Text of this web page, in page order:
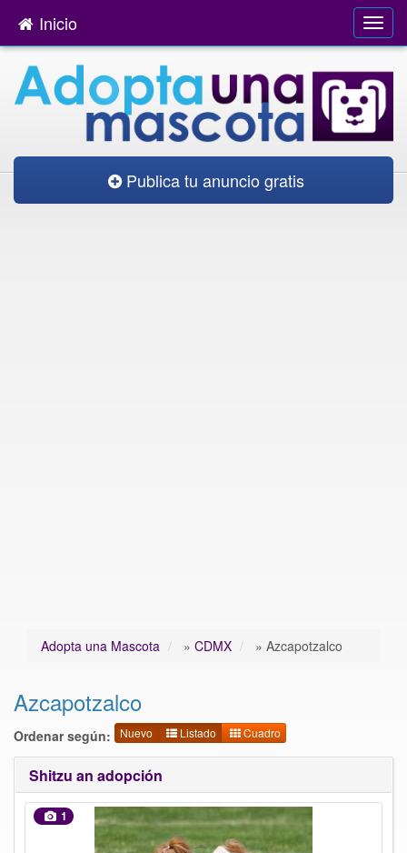
Inicio
Publica tu anuncio gratis
Adopta una Mascota » CDMX » Azcapotzalco
Azcapotzalco
Ordenar según: Nuevo Listado Cuadro
Shitzu an adopción
1